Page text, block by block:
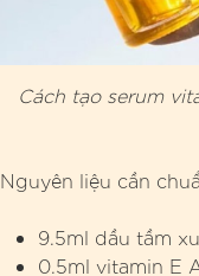
Cách tạo serum
Nguyên liệu cần
9.5ml dầu tầm
0.5ml vitamin E